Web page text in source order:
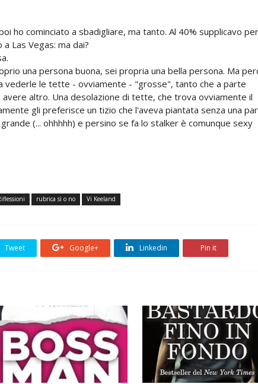
ho cominciato a sbadigliare, ma tanto. Al 40% supplicavo
Las Vegas: ma dai?
una persona buona, sei propria una bella persona. Ma
vederle le tette - ovviamente - "grosse", tanto che a parte
altro. Una desolazione di tette, che trova ovviamente il
gli preferisce un tizio che l'aveva piantata senza una
(... ohhhhh) e persino se fa lo stalker è comunque sexy
rubrica sì o no Vi Keeland
Tweet Google+ Linkedin Pin it